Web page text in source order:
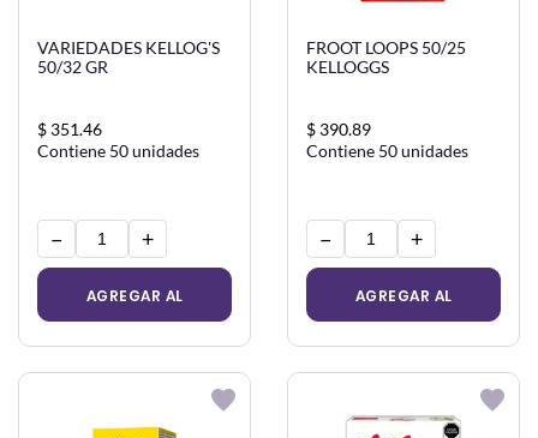
VARIEDADES KELLOG'S
50/32 GR
$ 351.46
Contiene 50 unidades
− +
AGREGAR AL
CARRITO
FROOT LOOPS 50/25
KELLOGGS
$ 390.89
Contiene 50 unidades
− +
AGREGAR AL
CARRITO